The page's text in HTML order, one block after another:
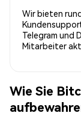
Wir bieten
Telegram und
Mitarbeiter
Wie Sie